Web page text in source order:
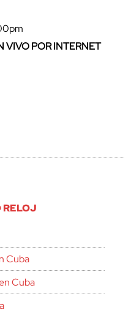
VIVO POR INTERNET
RELOJ
Cuba
Cuba